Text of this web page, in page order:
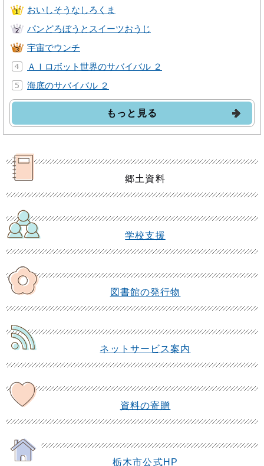
おいしそうなしろくま
パンどろぼうとスイーツおうじ
宇宙でウンチ
ＡＩロボット世界のサバイバル ２
海底のサバイバル ２
もっと見る
郷土資料
学校支援
図書館の発行物
ネットサービス案内
資料の寄贈
栃木市公式HP